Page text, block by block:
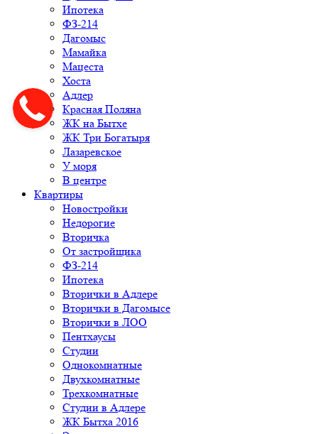
Ипотека
ФЗ-214
Дагомыс
Мамайка
Мацеста
Хоста
Адлер
Красная Поляна
ЖК на Бытхе
ЖК Три Богатыря
Лазаревское
У моря
В центре
Квартиры
Новостройки
Недорогие
Вторичка
От застройщика
ФЗ-214
Ипотека
Вторички в Адлере
Вторички в Дагомысе
Вторички в ЛОО
Пентхаусы
Студии
Однокомнатные
Двухкомнатные
Трехкомнатные
Студии в Адлере
ЖК Бытха 2016